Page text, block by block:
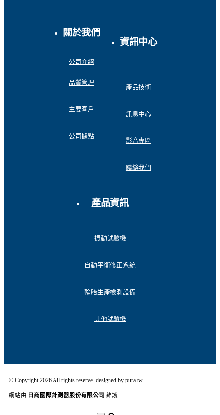
關於我們
公司介紹
品質管理
主要客戶
公司據點
資訊中心
產品技術
訊息中心
影音專區
聯絡我們
產品資訊
振動試驗機
自動平衡修正系統
輪胎生產檢測設備
其他試驗機
© Copyright 2026 All rights reserve. designed by pura.tw
網站由 日商國際計測器股份有限公司 維護